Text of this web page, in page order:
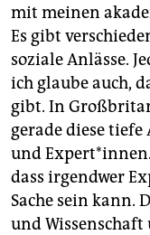
mit meinen
Es gibt
soziale Anlässe.
ich glaube auch,
gibt. In
gerade diese
und
dass irgendwer
Sache sein kann.
und Wissenschaft